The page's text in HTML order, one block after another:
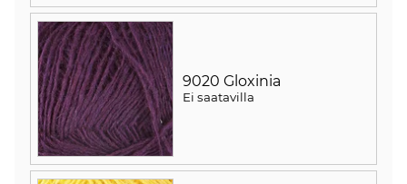
9020 Gloxinia
Ei saatavilla